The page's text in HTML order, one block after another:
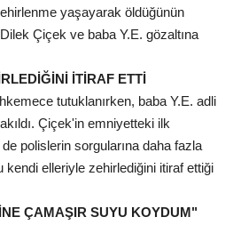
yaşayarak öldüğünün
Çiçek ve baba Y.E. gözaltına
İTİRAF ETTİ
tutuklanırken, baba Y.E. adli
Çiçek'in emniyetteki ilk
polislerin sorgularına daha fazla
elleriyle zehirlediğini itiraf ettiği
ÇAMAŞIR SUYU KOYDUM"